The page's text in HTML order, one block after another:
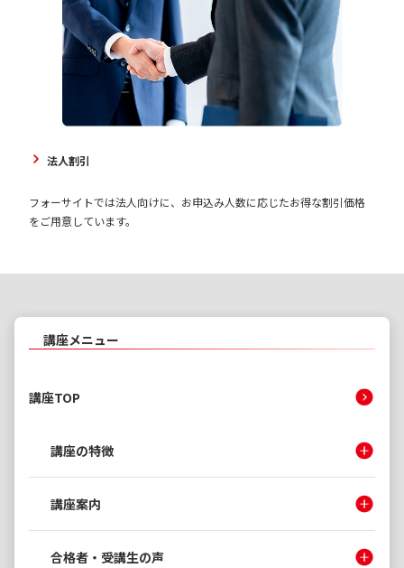
法人割引
フォーサイトでは法人向けに、お申込み人数に応じたお得な割引価格
をご用意しています。
講座メニュー
講座TOP
講座の特徴
講座案内
合格者・受講生の声